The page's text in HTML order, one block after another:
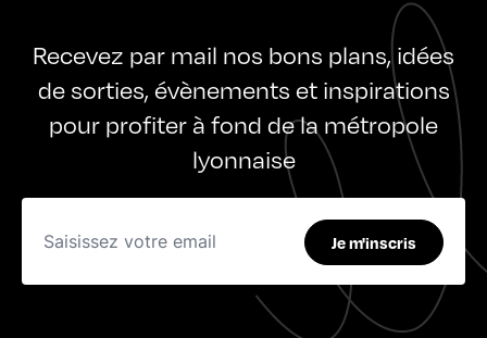
Recevez par mail nos bons plans, idées
de sorties, évènements et inspirations
pour profiter à fond de la métropole
lyonnaise
Je m'inscris